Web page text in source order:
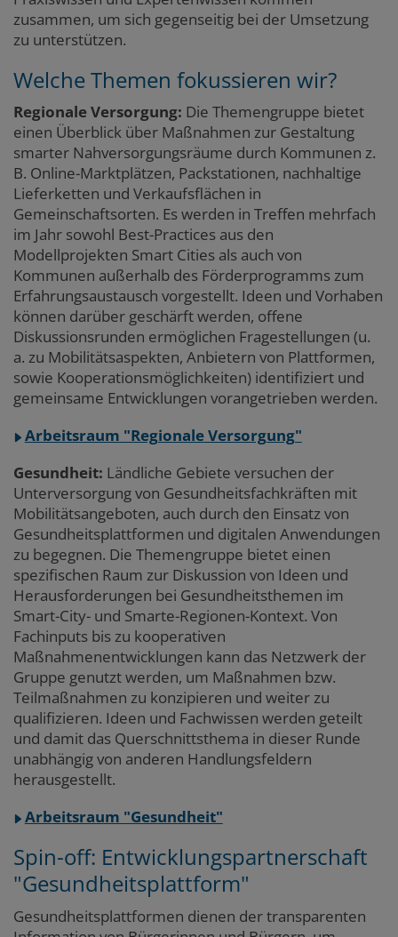
zusammen, um sich gegenseitig bei der Umsetzung
zu unterstützen.
Welche Themen fokussieren wir?
Regionale Versorgung: Die Themengruppe bietet
einen Überblick über Maßnahmen zur Gestaltung
smarter Nahversorgungsräume durch Kommunen z.
B. Online-Marktplätzen, Packstationen, nachhaltige
Lieferketten und Verkaufsflächen in
Gemeinschaftsorten. Es werden in Treffen mehrfach
im Jahr sowohl Best-Practices aus den
Modellprojekten Smart Cities als auch von
Kommunen außerhalb des Förderprogramms zum
Erfahrungsaustausch vorgestellt. Ideen und Vorhaben
können darüber geschärft werden, offene
Diskussionsrunden ermöglichen Fragestellungen (u.
a. zu Mobilitätsaspekten, Anbietern von Plattformen,
sowie Kooperationsmöglichkeiten) identifiziert und
gemeinsame Entwicklungen vorangetrieben werden.
Arbeitsraum "Regionale Versorgung"
Gesundheit: Ländliche Gebiete versuchen der
Unterversorgung von Gesundheitsfachkräften mit
Mobilitätsangeboten, auch durch den Einsatz von
Gesundheitsplattformen und digitalen Anwendungen
zu begegnen. Die Themengruppe bietet einen
spezifischen Raum zur Diskussion von Ideen und
Herausforderungen bei Gesundheitsthemen im
Smart-City- und Smarte-Regionen-Kontext. Von
Fachinputs bis zu kooperativen
Maßnahmenentwicklungen kann das Netzwerk der
Gruppe genutzt werden, um Maßnahmen bzw.
Teilmaßnahmen zu konzipieren und weiter zu
qualifizieren. Ideen und Fachwissen werden geteilt
und damit das Querschnittsthema in dieser Runde
unabhängig von anderen Handlungsfeldern
herausgestellt.
Arbeitsraum "Gesundheit"
Spin-off: Entwicklungspartnerschaft
"Gesundheitsplattform"
Gesundheitsplattformen dienen der transparenten